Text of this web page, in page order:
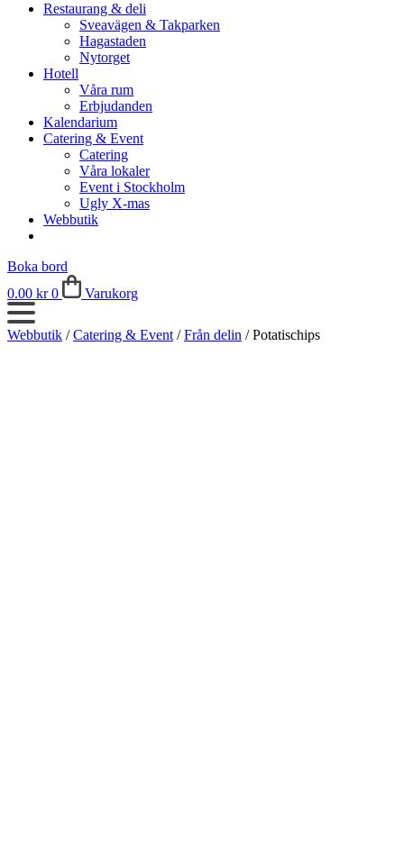
Restaurang & deli
Sveavägen & Takparken
Hagastaden
Nytorget
Hotell
Våra rum
Erbjudanden
Kalendarium
Catering & Event
Catering
Våra lokaler
Event i Stockholm
Ugly X-mas
Webbutik
Boka bord
0.00 kr 0 Varukorg
Webbutik /Catering & Event /Från delin /Potatischips